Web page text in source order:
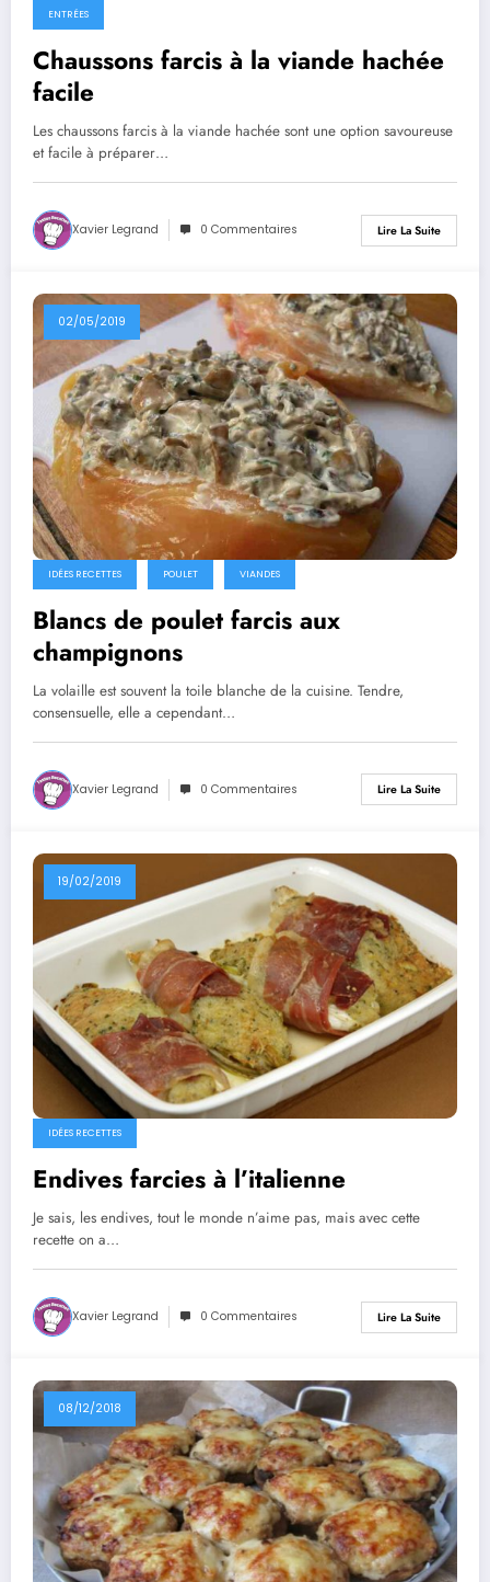
ENTRÉES
Chaussons farcis à la viande hachée
facile
Les chaussons farcis à la viande hachée sont une option savoureuse
et facile à préparer…
Xavier Legrand 0 Commentaires Lire La Suite
02/05/2019
IDÉES RECETTES POULET VIANDES
Blancs de poulet farcis aux
champignons
La volaille est souvent la toile blanche de la cuisine. Tendre,
consensuelle, elle a cependant…
Xavier Legrand 0 Commentaires Lire La Suite
19/02/2019
IDÉES RECETTES
Endives farcies à l’italienne
Je sais, les endives, tout le monde n’aime pas, mais avec cette
recette on a…
Xavier Legrand 0 Commentaires Lire La Suite
08/12/2018